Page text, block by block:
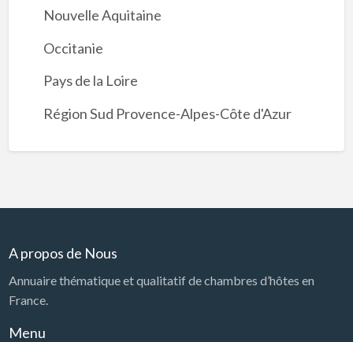
Nouvelle Aquitaine
Occitanie
Pays de la Loire
Région Sud Provence-Alpes-Côte d'Azur
A propos de Nous
Annuaire thématique et qualitatif de chambres d’hôtes en
France.
Menu